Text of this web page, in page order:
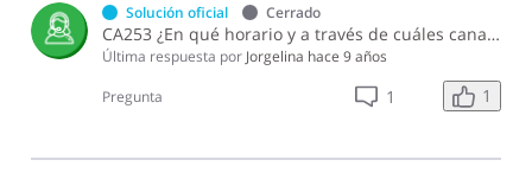
Solución oficial Cerrado
CA253 ¿En qué horario y a través de cuáles canales puedo comunicarme con la Dirección General de Impuestos Internos (DGII)?
Última respuesta por Jorgelina hace 9 años
Pregunta 1 1